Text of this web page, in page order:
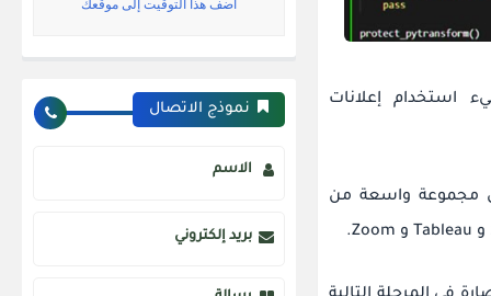
استخدام إعلانات
مجموعة واسعة من
نموذج الاتصال
الاسم
بريد إلكتروني